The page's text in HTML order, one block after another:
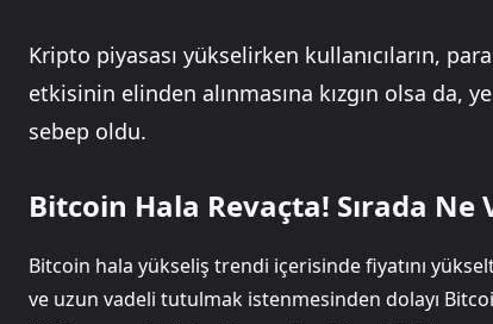
Kripto piyasası yükselirken kullanıcıların,
etkisinin elinden alınmasına kızgın olsa da,
sebep oldu.
Bitcoin Hala Revaçta! Sırada Ne
Bitcoin hala yükseliş trendi içerisinde fiyatını
ve uzun vadeli tutulmak istenmesinden dolayı